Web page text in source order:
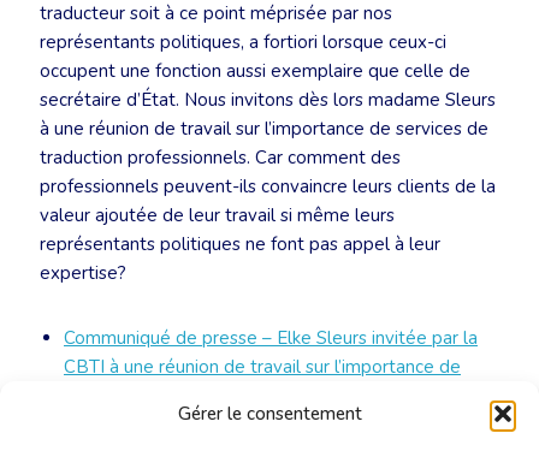
Gérer le consentement
traducteur soit à ce point méprisée par nos
représentants politiques, a fortiori lorsque ceux-ci
occupent une fonction aussi exemplaire que celle de
secrétaire d’État. Nous invitons dès lors madame Sleurs
à une réunion de travail sur l’importance de services de
traduction professionnels. Car comment des
professionnels peuvent-ils convaincre leurs clients de la
valeur ajoutée de leur travail si même leurs
représentants politiques ne font pas appel à leur
expertise?
Communiqué de presse – Elke Sleurs invitée par la
CBTI à une réunion de travail sur l’importance de